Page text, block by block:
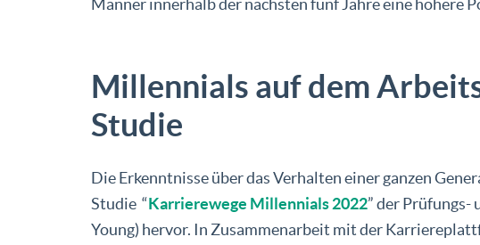
Männer innerhalb der nächsten fünf Jahre eine höhere
Millennials auf dem
Studie
Die Erkenntnisse über das Verhalten einer ganzen
Studie “Karrierewege Millennials 2022” der Prüfungs-
Young) hervor. In Zusammenarbeit mit der